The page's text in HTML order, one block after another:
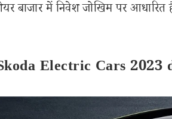
में निवेश जोखिम पर आधारित
Electric Cars 2023